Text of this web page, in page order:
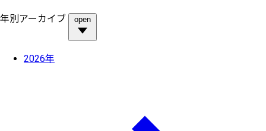
年別アーカイブ open
2026年